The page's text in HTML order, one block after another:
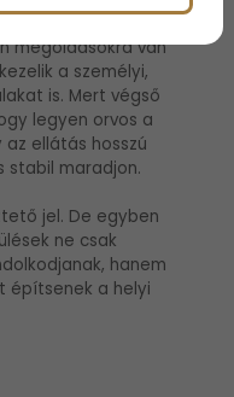
megoldásokra van
a személyi,
is. Mert végső
legyen orvos a
ellátás hosszú
stabil maradjon.
jel. De egyben
ne csak
hanem
építsenek a helyi